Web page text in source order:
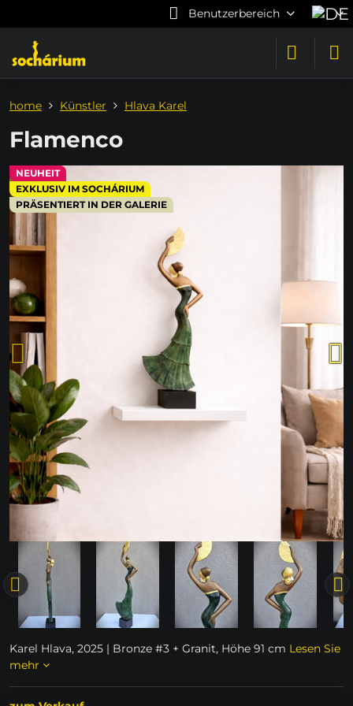
Benutzerbereich
NEUHEIT
EXKLUSIV IM SOCHÁRIUM
PRÄSENTIERT IN DER GALERIE
home Künstler Hlava Karel
Flamenco
Karel Hlava, 2025 | Bronze #3 + Granit, Höhe 91 cm Lesen Sie
mehr